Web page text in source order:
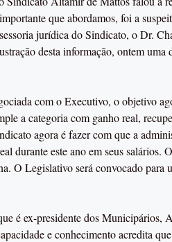
que abordamos, foi a
jurídica do Sindicato, o Dr.
desta informação, ontem
com o Executivo, o objetivo
a categoria com ganho real,
agora é fazer com que a
durante este ano em seus
O Legislativo será convocado
é ex-presidente dos
e conhecimento acredita